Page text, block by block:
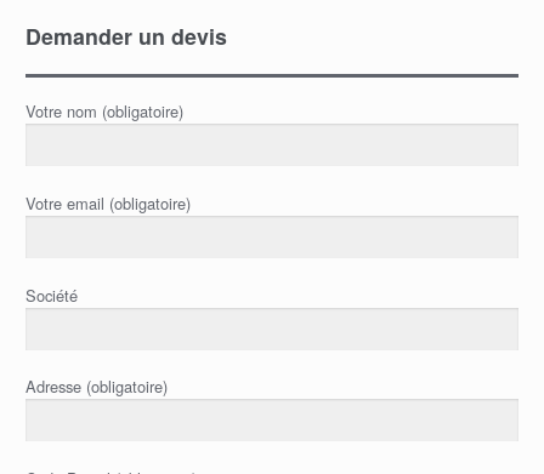
Demander un devis
Votre nom (obligatoire)
Votre email (obligatoire)
Société
Adresse (obligatoire)